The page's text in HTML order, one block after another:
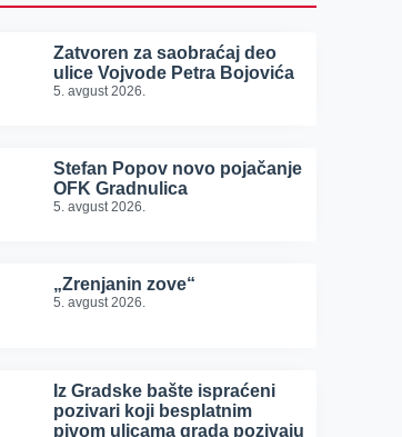
Zatvoren za saobraćaj deo
ulice Vojvode Petra Bojovića
5. avgust 2026.
Stefan Popov novo pojačanje
OFK Gradnulica
5. avgust 2026.
„Zrenjanin zove“
5. avgust 2026.
Iz Gradske bašte ispraćeni
pozivari koji besplatnim
pivom ulicama grada pozivaju